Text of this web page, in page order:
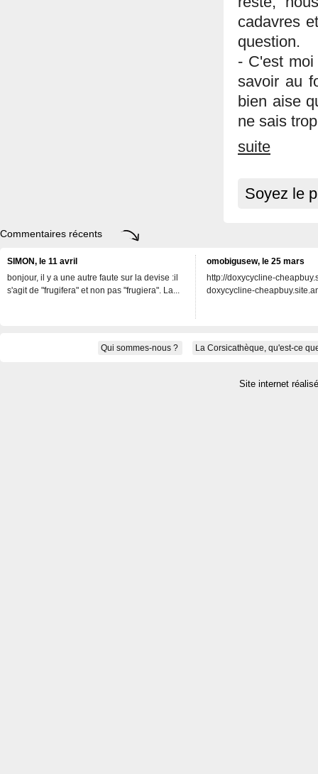
cadavres
question.
- C'est
savoir au
bien aise
ne sais
suite
Soyez le
Commentaires récents
SIMON, le 11 avril
bonjour, il y a une autre faute sur la devise :il
s'agit de "frugifera" et non pas "frugiera". La...
omobigusew, le 25 mars
http://doxycycline-
doxycycline-
Qui sommes-nous ? La Corsicathèque, qu'est-ce
Site internet